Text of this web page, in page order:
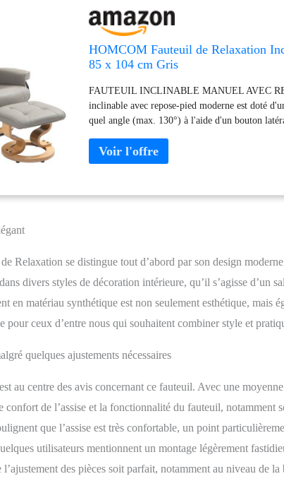
HOMCOM Fauteuil de Relaxation
85 x 104 cm Gris
FAUTEUIL INCLINABLE MANUEL AVEC
inclinable avec repose-pied moderne est doté
quel angle (max. 130°) à l'aide d'un bouton
grâce à la base pivotante à 360°, qui font de ce
complément polyvalent pour n'importe quelle
élégant revêtement synthétique, ce fauteuil
repose-pied : 48L x 43l x 38H cm. Charge max.
requis
Relaxation se distingue tout d’abord par son design
divers styles de décoration intérieure, qu’il s’agisse d’un
en matériau synthétique est non seulement esthétique, mais
pour ceux d’entre nous qui souhaitent combiner style et
quelques ajustements nécessaires
au centre des avis concernant ce fauteuil. Avec une
confort de l’assise et la fonctionnalité du fauteuil, notamment
que l’assise est très confortable, un point
utilisateurs mentionnent un montage légèrement
des pièces soit parfait, notamment au niveau de la